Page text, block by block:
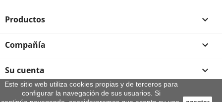
Productos 
Compañía 
Su cuenta 
Información de la tienda
Este sitio web utiliza cookies propias y de terceros para
configurar la navegación de sus usuarios. Si